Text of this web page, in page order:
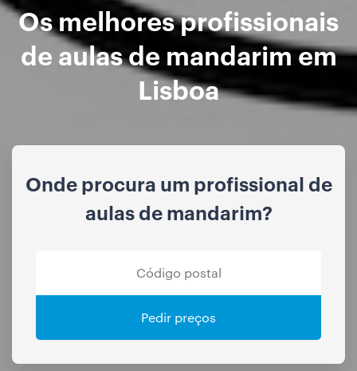
Os melhores profissionais
de aulas de mandarim em
Lisboa
Onde procura um profissional de
aulas de mandarim?
Pedir preços